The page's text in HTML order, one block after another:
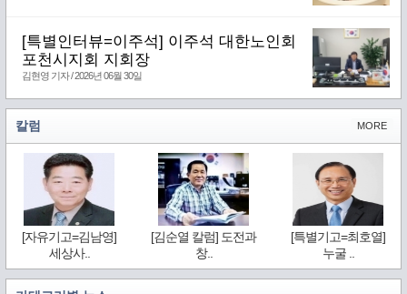
[특별인터뷰=이주석] 이주석 대한노인회
포천시지회 지회장
김현영 기자 / 2026년 06월 30일
MORE
칼럼
[자유기고=김남영]
세상사..
[김순열 칼럼] 도전과
창..
[특별기고=최호열]
누굴 ..